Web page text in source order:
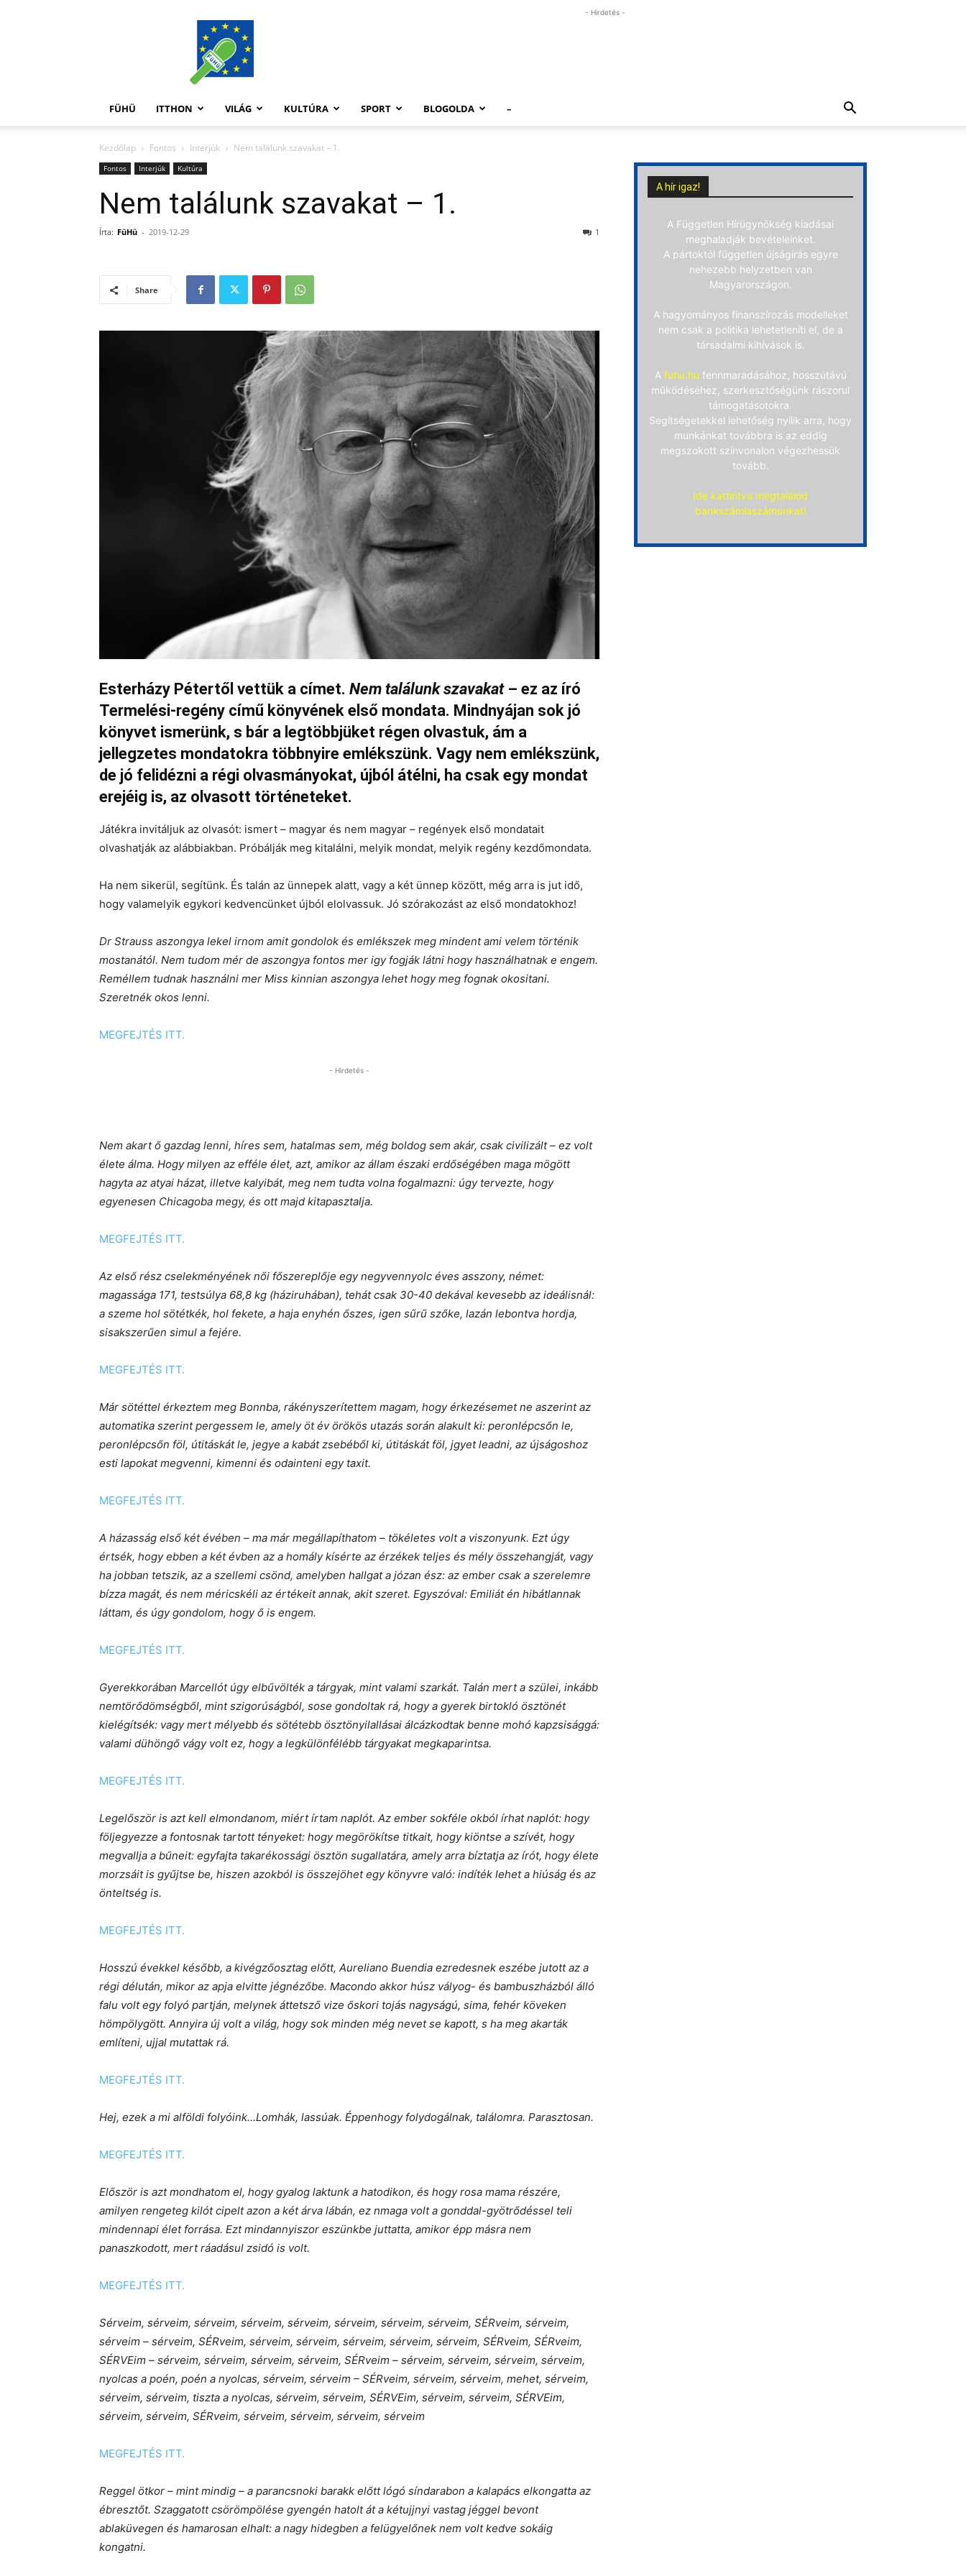
FüHü
- Hirdetés -
FÜHÜ ITTHON VILÁG KULTÚRA SPORT BLOGOLDA –
Kezdőlap Fontos Interjúk Nem találunk szavakat – 1.
Fontos Interjúk Kultúra
Nem találunk szavakat – 1.
Írta: FüHü - 2019-12-29 1
Share
Esterházy Pétertől vettük a címet. Nem találunk szavakat– ez az író
Termelési-regény című könyvének első mondata. Mindnyájan sok jó
könyvet ismerünk, s bár a legtöbbjüket régen olvastuk, ám a
jellegzetes mondatokra többnyire emlékszünk. Vagy nem emlékszünk,
de jó felidézni a régi olvasmányokat, újból átélni, ha csak egy mondat
erejéig is, az olvasott történeteket.
Játékra invitáljuk az olvasót: ismert – magyar és nem magyar – regények első mondatait
olvashatják az alábbiakban. Próbálják meg kitalálni, melyik mondat, melyik regény kezdőmondata.
Ha nem sikerül, segítünk. És talán az ünnepek alatt, vagy a két ünnep között, még arra is jut idő,
hogy valamelyik egykori kedvencünket újból elolvassuk. Jó szórakozást az első mondatokhoz!
Dr Strauss aszongya lekel irnom amit gondolok és emlékszek meg mindent ami velem történik
mostanától. Nem tudom mér de aszongya fontos mer igy fogják látni hogy használhatnak e engem.
Reméllem tudnak használni mer Miss kinnian aszongya lehet hogy meg fognak okositani.
Szeretnék okos lenni.
MEGFEJTÉS ITT.
- Hirdetés -
Nem akart ő gazdag lenni, híres sem, hatalmas sem, még boldog sem akár, csak civilizált – ez volt
élete álma. Hogy milyen az efféle élet, azt, amikor az állam északi erdőségében maga mögött
hagyta az atyai házat, illetve kalyibát, meg nem tudta volna fogalmazni: úgy tervezte, hogy
egyenesen Chicagoba megy, és ott majd kitapasztalja.
MEGFEJTÉS ITT.
Az első rész cselekményének női főszereplője egy negyvennyolc éves asszony, német:
magassága 171, testsúlya 68,8 kg (háziruhában), tehát csak 30-40 dekával kevesebb az ideálisnál:
a szeme hol sötétkék, hol fekete, a haja enyhén őszes, igen sűrű szőke, lazán lebontva hordja,
sisakszerűen simul a fejére.
MEGFEJTÉS ITT.
Már sötéttel érkeztem meg Bonnba, rákényszerítettem magam, hogy érkezésemet ne aszerint az
automatika szerint pergessem le, amely öt év örökös utazás során alakult ki: peronlépcsőn le,
peronlépcsőn föl, útitáskát le, jegye a kabát zsebéből ki, útitáskát föl, jgyet leadni, az újságoshoz
esti lapokat megvenni, kimenni és odainteni egy taxit.
MEGFEJTÉS ITT.
A házasság első két évében – ma már megállapíthatom – tökéletes volt a viszonyunk. Ezt úgy
értsék, hogy ebben a két évben az a homály kísérte az érzékek teljes és mély összehangját, vagy
ha jobban tetszik, az a szellemi csönd, amelyben hallgat a józan ész: az ember csak a szerelemre
bízza magát, és nem méricskéli az értékeit annak, akit szeret. Egyszóval: Emiliát én hibátlannak
láttam, és úgy gondolom, hogy ő is engem.
MEGFEJTÉS ITT.
Gyerekkorában Marcellót úgy elbűvölték a tárgyak, mint valami szarkát. Talán mert a szülei, inkább
nemtörődömségből, mint szigorúságból, sose gondoltak rá, hogy a gyerek birtokló ösztönét
kielégítsék: vagy mert mélyebb és sötétebb ösztönyilallásai álcázkodtak benne mohó kapzsisággá:
valami dühöngő vágy volt ez, hogy a legkülönfélébb tárgyakat megkaparintsa.
MEGFEJTÉS ITT.
Legelőször is azt kell elmondanom, miért írtam naplót. Az ember sokféle okból írhat naplót: hogy
följegyezze a fontosnak tartott tényeket: hogy megörökítse titkait, hogy kiöntse a szívét, hogy
megvallja a bűneit: egyfajta takarékossági ösztön sugallatára, amely arra bíztatja az írót, hogy élete
morzsáit is gyűjtse be, hiszen azokból is összejöhet egy könyvre való: indíték lehet a hiúság és az
önteltség is.
MEGFEJTÉS ITT.
Hosszú évekkel később, a kivégzőosztag előtt, Aureliano Buendia ezredesnek eszébe jutott az a
régi délután, mikor az apja elvitte jégnézőbe. Macondo akkor húsz vályog- és bambuszházból álló
falu volt egy folyó partján, melynek áttetsző vize őskori tojás nagyságú, sima, fehér köveken
hömpölygött. Annyira új volt a világ, hogy sok minden még nevet se kapott, s ha meg akarták
említeni, ujjal mutattak rá.
MEGFEJTÉS ITT.
Hej, ezek a mi alföldi folyóink…Lomhák, lassúak. Éppenhogy folydogálnak, találomra. Parasztosan.
MEGFEJTÉS ITT.
Először is azt mondhatom el, hogy gyalog laktunk a hatodikon, és hogy rosa mama részére,
amilyen rengeteg kilót cipelt azon a két árva lábán, ez nmaga volt a gonddal-gyötrődéssel teli
mindennapi élet forrása. Ezt mindannyiszor eszünkbe juttatta, amikor épp másra nem
panaszkodott, mert ráadásul zsidó is volt.
MEGFEJTÉS ITT.
Sérveim, sérveim, sérveim, sérveim, sérveim, sérveim, sérveim, sérveim, SÉRveim, sérveim,
sérveim – sérveim, SÉRveim, sérveim, sérveim, sérveim, sérveim, sérveim, SÉRveim, SÉRveim,
SÉRVEim – sérveim, sérveim, sérveim, sérveim, SÉRveim – sérveim, sérveim, sérveim, sérveim,
nyolcas a poén, poén a nyolcas, sérveim, sérveim – SÉRveim, sérveim, sérveim, mehet, sérveim,
sérveim, sérveim, tiszta a nyolcas, sérveim, sérveim, SÉRVEim, sérveim, sérveim, SÉRVEim,
sérveim, sérveim, SÉRveim, sérveim, sérveim, sérveim, sérveim
MEGFEJTÉS ITT.
Reggel ötkor – mint mindig – a parancsnoki barakk előtt lógó síndarabon a kalapács elkongatta az
ébresztőt. Szaggatott csörömpölése gyengén hatolt át a kétujjnyi vastag jéggel bevont
ablaküvegen és hamarosan elhalt: a nagy hidegben a felügyelőnek nem volt kedve sokáig
kongatni.
A hír igaz!
A Független Hírügynökség kiadásai
meghaladják bevételeinket.
A pártoktól független újságírás egyre
nehezebb helyzetben van
Magyarországon.
A hagyományos finanszírozás modelleket
nem csak a politika lehetetleníti el, de a
társadalmi kihívások is.
A fuhu.hu fennmaradásához, hosszútávú
működéséhez, szerkesztőségünk rászorul
támogatásotokra.
Segítségetekkel lehetőség nyílik arra, hogy
munkánkat továbbra is az eddig
megszokott színvonalon végezhessük
tovább.
Ide kattintva megtalálod
bankszámlaszámunkat!